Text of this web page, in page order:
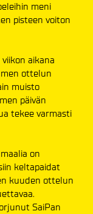
meni
pisteen voiton
aikana
ottelun
muisto
päivän
tekee varmasti
on
keltapaidat
kuuden ottelun
SaiPan